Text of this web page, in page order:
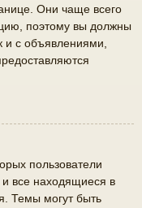
Они чаще всего
поэтому вы должны
и с объявлениями,
пользователи
все находящиеся в
Темы могут быть